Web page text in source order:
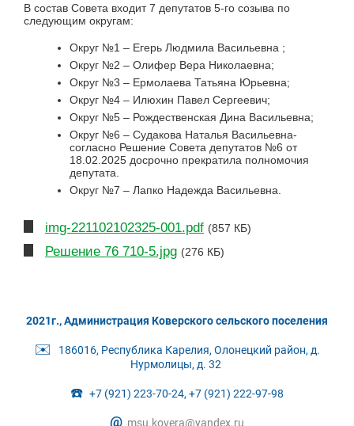
В состав Совета входит 7 депутатов 5-го созыва по
следующим округам:
Округ №1 – Егерь Людмила Васильевна ;
Округ №2 – Олифер Вера Николаевна;
Округ №3 – Ермолаева Татьяна Юрьевна;
Округ №4 – Илюхин Павел Сергеевич;
Округ №5 – Рождественская Дина Васильевна;
Округ №6 – Судакова Наталья Васильевна-
согласно Решение Совета депутатов №6 от
18.02.2025 досрочно прекратила полномочия
депутата.
Округ №7 – Лапко Надежда Васильевна.
img-221102102325-001.pdf (857 КБ)
Решение 76 710-5.jpg (276 КБ)
2021г., Администрация Коверского сельского поселения
✉️ 186016, Республика Карелия, Олонецкий район, д.
Нурмолицы, д. 32
☎️ +7 (921) 223-70-24, +7 (921) 222-97-98
@ msu.kovera@yandex.ru